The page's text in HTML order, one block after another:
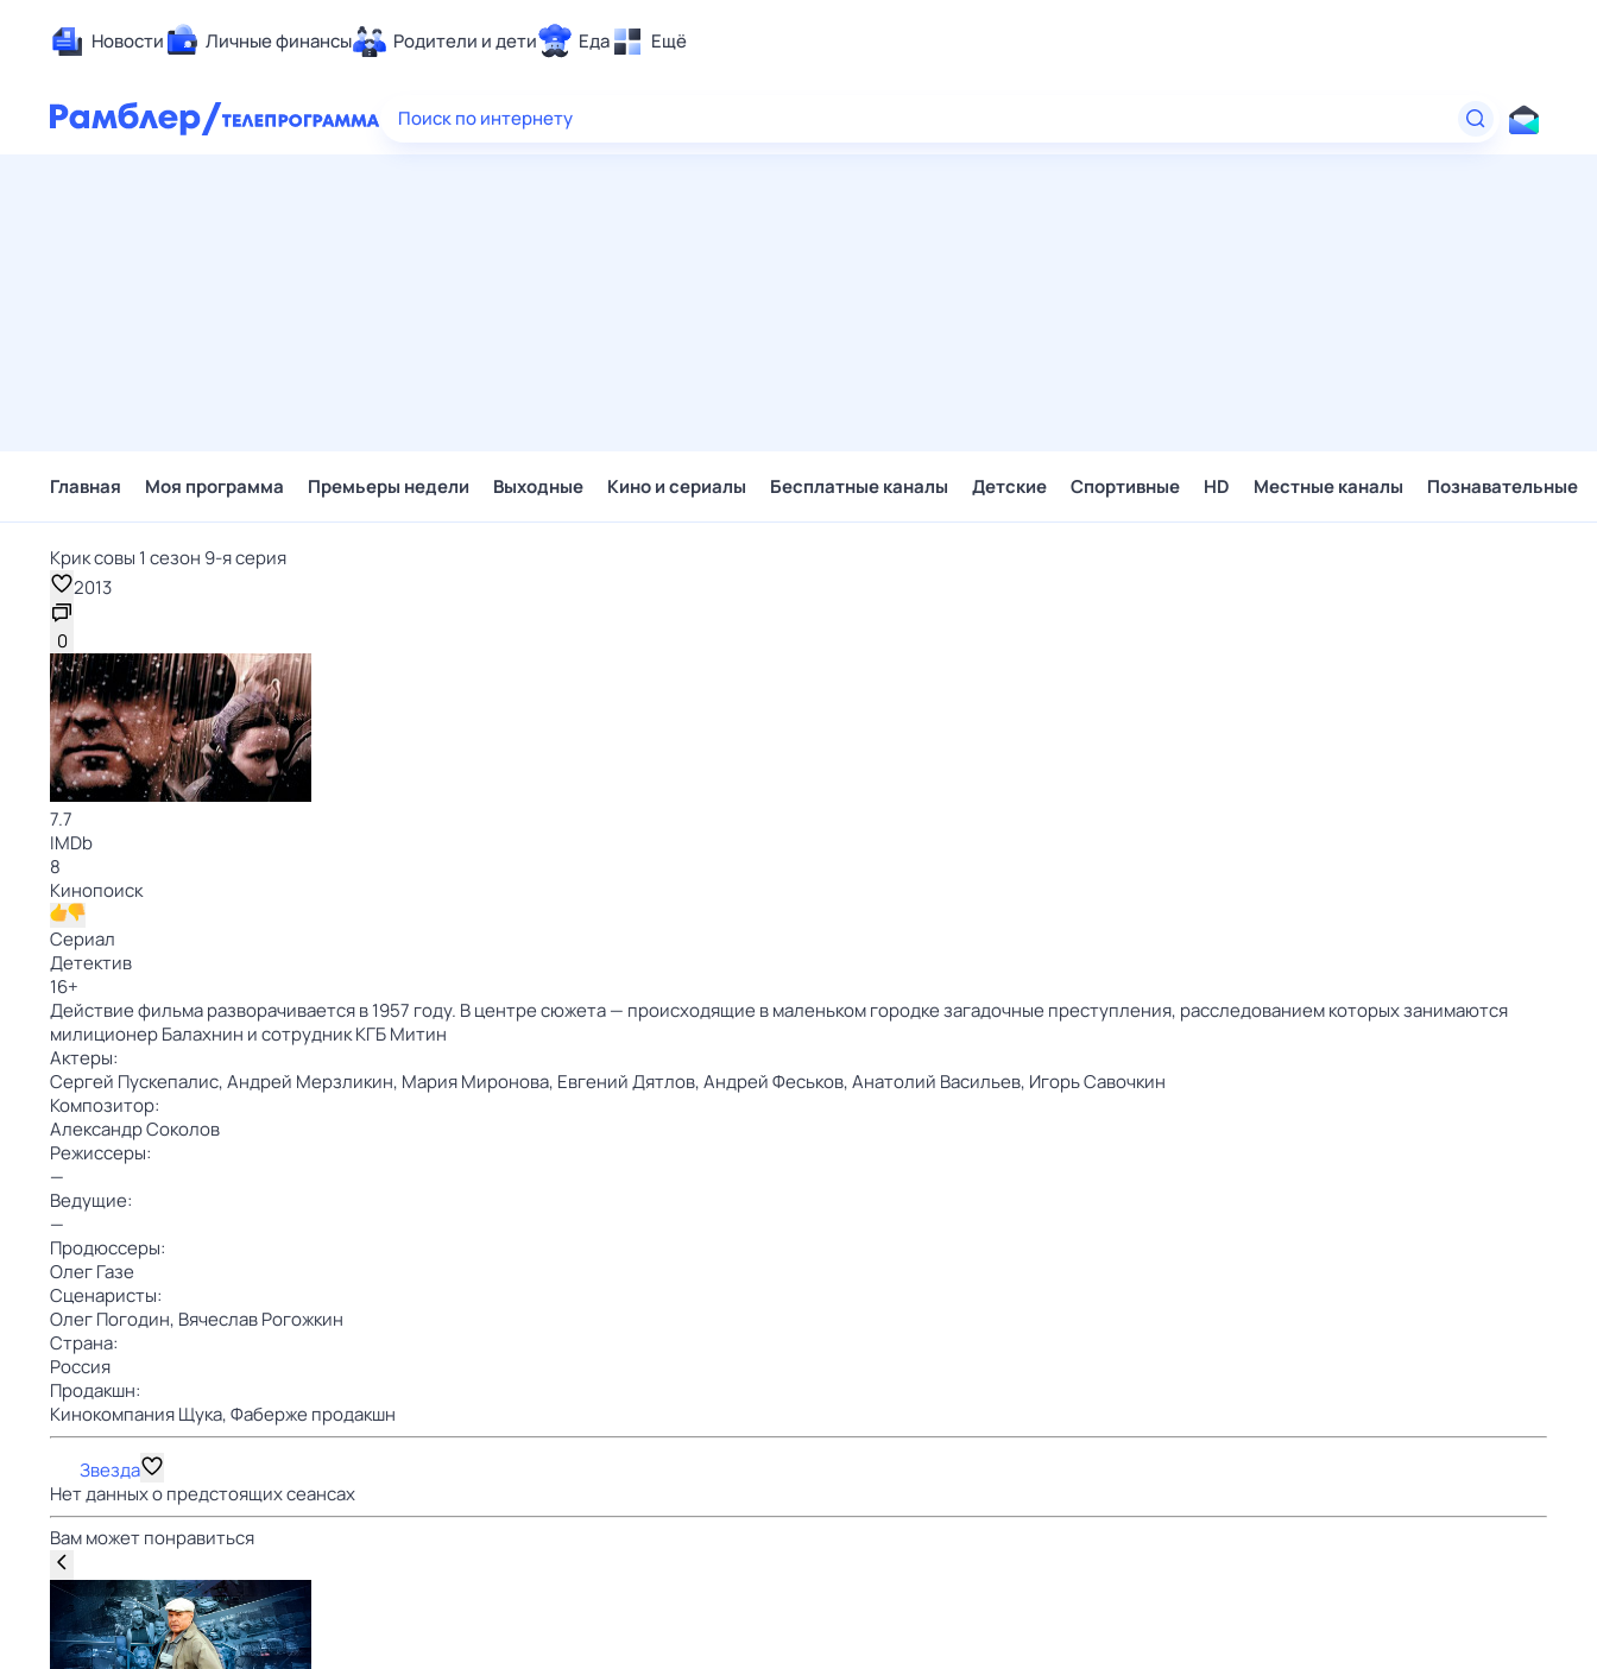
Новости Личные финансы Родители и дети Еда Ещё
Здоровье
Поиск по интернету
Главная Моя программа Премьеры недели Выходные Кино и сериалы Бесплатные каналы Детские Спортивные HD Местные каналы Познавательные
Крик совы 1 сезон 9-я серия
2013
0
7.7
IMDb
8
Кинопоиск
Сериал
Детектив
16+
Действие фильма разворачивается в 1957 году. В центре сюжета — происходящие в маленьком городке загадочные преступления, расследованием которых занимаются
милиционер Балахнин и сотрудник КГБ Митин
Актеры:
Сергей Пускепалис,Андрей Мерзликин, Мария Миронова, Евгений Дятлов,Андрей Феськов,Анатолий Васильев, Игорь Савочкин
Композитор:
Александр Соколов
Режиссеры:
—
Ведущие:
—
Продюссеры:
Олег Газе
Сценаристы:
Олег Погодин, Вячеслав Рогожкин
Страна:
Россия
Продакшн:
Кинокомпания Щука,Фаберже продакшн
Звезда
Нет данных о предстоящих сеансах
Вам может понравиться